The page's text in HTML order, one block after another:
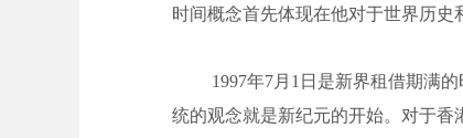
时间概念首先体现在他对于世界历史
1997年7月1日是新界租借期满
统的观念就是新纪元的开始。对于香